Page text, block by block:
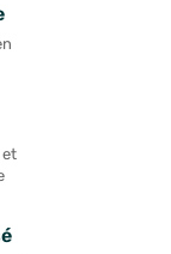
et